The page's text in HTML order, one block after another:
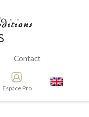
Contact
Espace Pro